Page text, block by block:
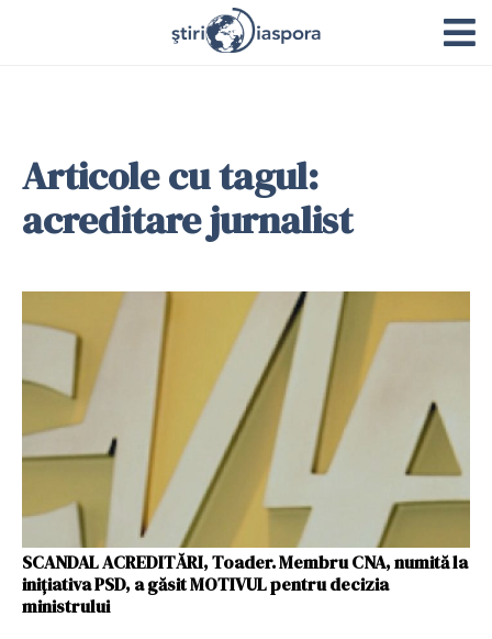
Articole cu tagul:
acreditare jurnalist
SCANDAL ACREDITĂRI, Toader. Membru CNA, numită la
inițiativa PSD, a găsit MOTIVUL pentru decizia
ministrului